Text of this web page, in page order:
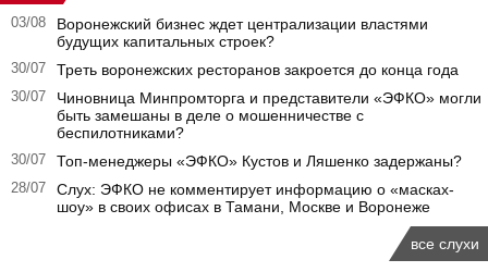
03/08
Воронежский бизнес ждет централизации властями
будущих капитальных строек?
30/07 Треть воронежских ресторанов закроется до конца года
30/07
Чиновница Минпромторга и представители «ЭФКО» могли
быть замешаны в деле о мошенничестве с
беспилотниками?
30/07 Топ-менеджеры «ЭФКО» Кустов и Ляшенко задержаны?
28/07
Слух: ЭФКО не комментирует информацию о «масках-
шоу» в своих офисах в Тамани, Москве и Воронеже
все слухи